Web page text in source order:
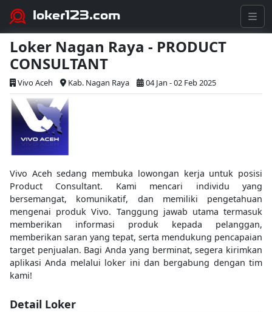
loker123.com
Loker Nagan Raya - PRODUCT
CONSULTANT
Vivo Aceh Kab. Nagan Raya 04 Jan - 02 Feb 2025
Vivo Aceh sedang membuka lowongan kerja untuk posisi
Product Consultant. Kami mencari individu yang
bersemangat, komunikatif, dan memiliki pengetahuan
mengenai produk Vivo. Tanggung jawab utama termasuk
memberikan informasi produk kepada pelanggan,
memberikan saran yang tepat, serta mendukung pencapaian
target penjualan. Bagi Anda yang berminat, segera kirimkan
aplikasi Anda melalui loker ini dan bergabung dengan tim
kami!
Detail Loker